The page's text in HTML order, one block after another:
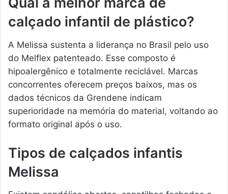
calçado infantil de plástico?
A Melissa sustenta a liderança no Brasil pelo uso
do Melflex patenteado. Esse composto é
hipoalergênico e totalmente reciclável. Marcas
concorrentes oferecem preços baixos, mas os
dados técnicos da Grendene indicam
superioridade na memória do material, voltando ao
formato original após o uso.
Tipos de calçados infantis
Melissa